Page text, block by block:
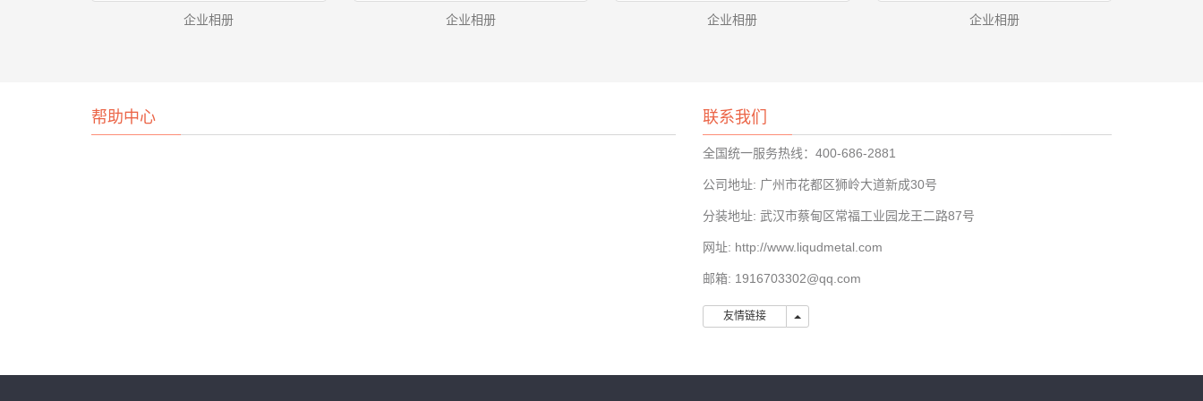
企业相册 企业相册 企业相册 企业相册
帮助中心 联系我们
全国统一服务热线：400-686-2881
公司地址: 广州市花都区​狮岭大道新成30号
​分装地址: 武汉市蔡甸区常福工业园龙王二路87号
网址: http://www.liqudmetal.com
邮箱: 1916703302@qq.com
友情链接 友情链接